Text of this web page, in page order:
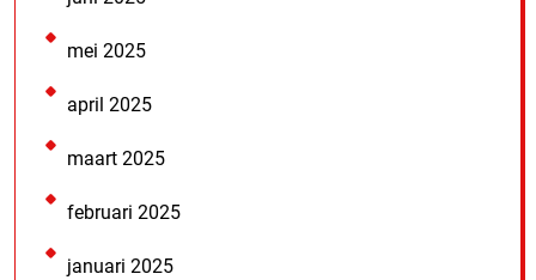
mei 2025
april 2025
maart 2025
februari 2025
januari 2025